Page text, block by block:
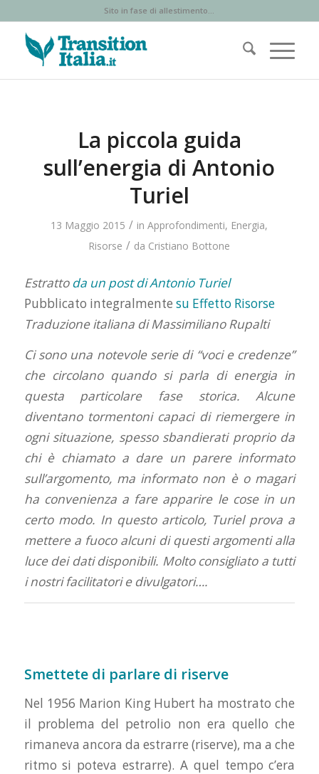
Sito in fase di allestimento...
La piccola guida
sull’energia di Antonio
Turiel
13 Maggio 2015 / inApprofondimenti, Energia,
Risorse / da Cristiano Bottone
Estrattoda un post di Antonio Turiel
Pubblicato integralmente su Effetto Risorse
Traduzione italiana di Massimiliano Rupalti
Ci sono una notevole serie di “voci e credenze”
che circolano quando si parla di energia in
questa particolare fase storica. Alcune
diventano tormentoni capaci di riemergere in
ogni situazione, spesso sbandierati proprio da
chi è chiamato a dare un parere informato
sull’argomento, ma informato non è o magari
ha convenienza a fare apparire le cose in un
certo modo. In questo articolo, Turiel prova a
mettere a fuoco alcuni di questi argomenti alla
luce dei dati disponibili. Molto consigliato a tutti
i nostri facilitatori e divulgatori….
Smettete di parlare di riserve
Nel 1956 Marion King Hubert ha mostrato che
il problema del petrolio non era quello che
rimaneva ancora da estrarre (riserve), ma a che
ritmo si poteva estrarre). A quel tempo c’era